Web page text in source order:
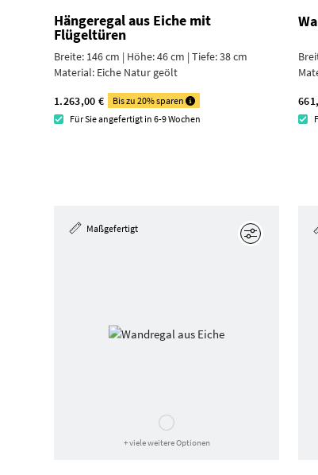
Hängeregal aus Eiche mit
Flügeltüren
Breite: 146 cm | Höhe: 46 cm | Tiefe: 38 cm
Material: Eiche Natur geölt
1.263,00 €
Bis zu 20% sparen
Für Sie angefertigt in 6-9 Wochen
Maßgefertigt
+ viele weitere Optionen